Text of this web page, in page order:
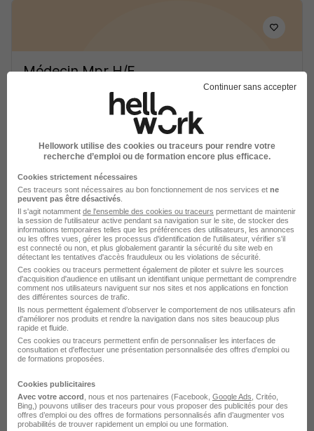
Médecin Mpr H/F
CDI 130 000 € / an
Voir l’offre
Pharmacien H/F
Moulins - 03 CDI 4 156 € / mois
Voir l’offre
il y a 23 jours
Continuer sans accepter
Hellowork utilise des cookies ou traceurs pour rendre votre
recherche d’emploi ou de formation encore plus efficace.
Cookies strictement nécessaires
Ces traceurs sont nécessaires au bon fonctionnement de nos services et ne
peuvent pas être désactivés
Il s'agit notamment de l'ensemble des cookies ou traceurs permettant de maintenir
la session de l'utilisateur active pendant sa navigation sur le site, de stocker des
informations temporaires telles que les préférences des utilisateurs, les annonces
ou les offres vues, gérer les processus d'identification de l'utilisateur, vérifier s'il
est connecté ou non, et plus globalement garantir la sécurité du site web en
détectant les tentatives d'accès frauduleux ou les violations de sécurité.
Ces cookies ou traceurs permettent également de piloter et suivre les sources
d'acquisition d'audience en utilisant un identifiant unique permettant de comprendre
comment nos utilisateurs naviguent sur nos sites et nos applications en fonction
des différentes sources de trafic.
Ils nous permettent également d’observer le comportement de nos utilisateurs afin
d'améliorer nos produits et rendre la navigation dans nos sites beaucoup plus
rapide et fluide.
Ces cookies ou traceurs permettent enfin de personnaliser les interfaces de
consultation et d'effectuer une présentation personnalisée des offres d'emploi ou
de formations proposées.
Cookies publicitaires
Avec votre accord , nous et nos partenaires (Facebook, Google Ads , Critéo,
Bing,) pouvons utiliser des traceurs pour vous proposer des publicités pour des
offres d’emploi ou des offres de formations personnalisés afin d’augmenter vos
probabilités de trouver rapidement un emploi ou une formation.